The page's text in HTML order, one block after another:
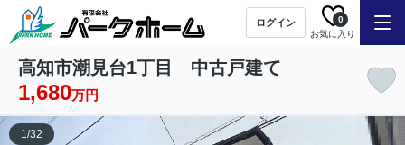
ログイン
お気に入り
0
高知市潮見台1丁目 中古戸建て
1,680万円
1/32